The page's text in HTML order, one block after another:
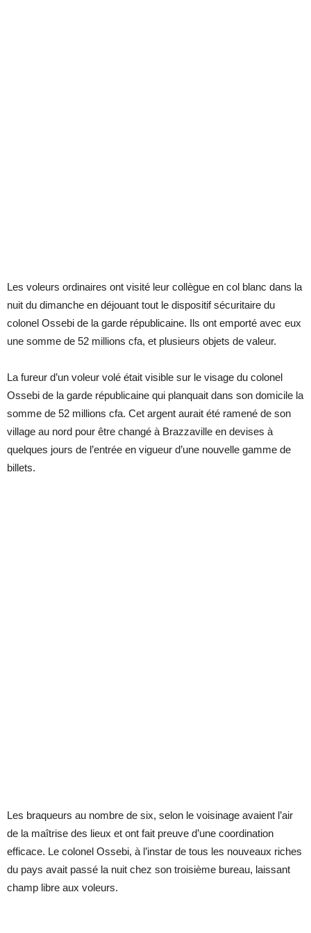
Les voleurs ordinaires ont visité leur collègue en col blanc dans la
nuit du dimanche en déjouant tout le dispositif sécuritaire du
colonel Ossebi de la garde républicaine. Ils ont emporté avec eux
une somme de 52 millions cfa, et plusieurs objets de valeur.
La fureur d’un voleur volé était visible sur le visage du colonel
Ossebi de la garde républicaine qui planquait dans son domicile la
somme de 52 millions cfa. Cet argent aurait été ramené de son
village au nord pour être changé à Brazzaville en devises à
quelques jours de l’entrée en vigueur d’une nouvelle gamme de
billets.
Les braqueurs au nombre de six, selon le voisinage avaient l’air
de la maîtrise des lieux et ont fait preuve d’une coordination
efficace. Le colonel Ossebi, à l’instar de tous les nouveaux riches
du pays avait passé la nuit chez son troisième bureau, laissant
champ libre aux voleurs.